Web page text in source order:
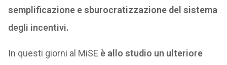
semplificazione e sburocratizzazione del sistema
degli incentivi.
In questi giorni al MiSE è allo studio un ulteriore